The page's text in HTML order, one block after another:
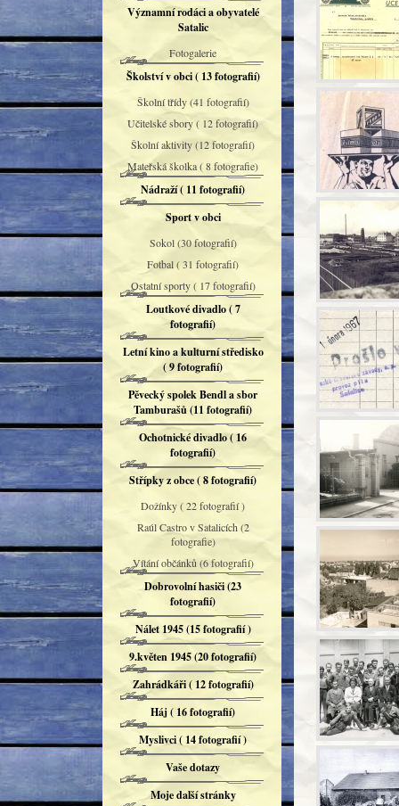
Významní rodáci a obyvatelé
Satalic
Fotogalerie
Školství v obci ( 13 fotografií)
Školní třídy (41 fotografií)
Učitelské sbory ( 12 fotografií)
Školní aktivity (12 fotografií)
Mateřská školka ( 8 fotografie)
Nádraží ( 11 fotografií)
Sport v obci
Sokol (30 fotografií)
Fotbal ( 31 fotografií)
Ostatní sporty ( 17 fotografií)
Loutkové divadlo ( 7
fotografií)
Letní kino a kulturní středisko
( 9 fotografií)
Pěvecký spolek Bendl a sbor
Tamburašů (11 fotografií)
Ochotnické divadlo ( 16
fotografií)
Střípky z obce ( 8 fotografií)
Dožínky ( 22 fotografií )
Raúl Castro v Satalicích (2
fotografie)
Vítání občánků (6 fotografií)
Dobrovolní hasiči (23
fotografií)
Nálet 1945 (15 fotografií )
9.květen 1945 (20 fotografií)
Zahrádkáři ( 12 fotografií)
Háj ( 16 fotografií)
Myslivci ( 14 fotografií )
Vaše dotazy
Moje další stránky